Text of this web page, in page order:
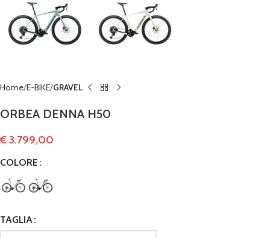
Home E-BIKE GRAVEL
ORBEA DENNA H50
€3.799,00
COLORE
TAGLIA